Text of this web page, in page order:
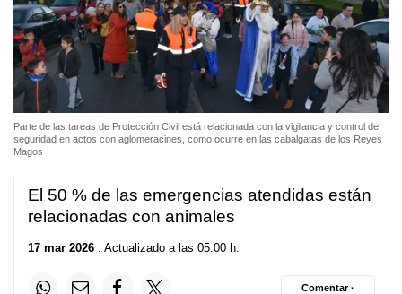
Parte de las tareas de Protección Civil está relacionada con la vigilancia y control de
seguridad en actos con aglomeracines, como ocurre en las cabalgatas de los Reyes
Magos
El 50 % de las emergencias atendidas están
relacionadas con animales
17 mar 2026 . Actualizado a las 05:00 h.
Comentar ·